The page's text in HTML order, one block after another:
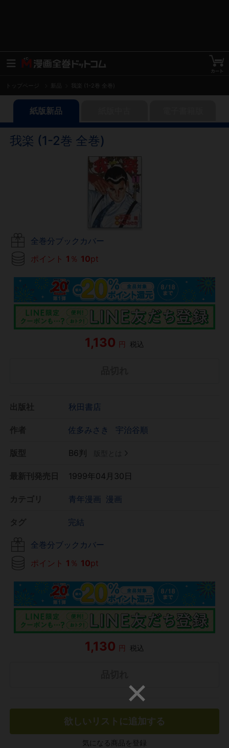
トップページ 我楽 (1-2巻 全巻)
紙版新品
我楽 (1-2巻 全巻)
全巻分ブックカバー
ポイント 1 ％ 10pt
1,130 円 税込
秋田書店
佐多みさき 宇治谷順
B6判
1999年04月30日
青年漫画 漫画
完結
全巻分ブックカバー
ポイント 1 ％ 10pt
1,130 円 税込
欲しいリストに追加する
気になる商品を登録